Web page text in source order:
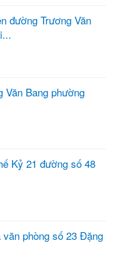
đường Trương Văn
Văn Bang phường
Kỷ 21 đường số 48
phòng số 23 Đặng